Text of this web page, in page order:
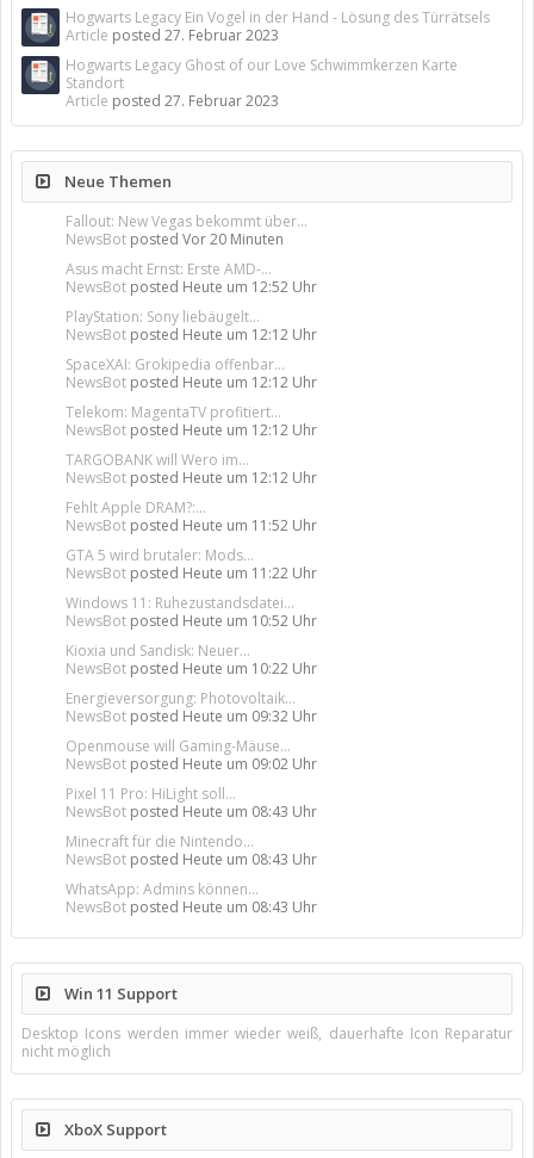
Hogwarts Legacy Ein Vogel in der Hand - Lösung des Türrätsels
Article posted 27. Februar 2023
Hogwarts Legacy Ghost of our Love Schwimmkerzen Karte
Standort
Article posted 27. Februar 2023
Neue Themen
Fallout: New Vegas bekommt über...
NewsBot posted Vor 20 Minuten
Asus macht Ernst: Erste AMD-...
NewsBot posted Heute um 12:52 Uhr
PlayStation: Sony liebäugelt...
NewsBot posted Heute um 12:12 Uhr
SpaceXAI: Grokipedia offenbar...
NewsBot posted Heute um 12:12 Uhr
Telekom: MagentaTV profitiert...
NewsBot posted Heute um 12:12 Uhr
TARGOBANK will Wero im...
NewsBot posted Heute um 12:12 Uhr
Fehlt Apple DRAM?:...
NewsBot posted Heute um 11:52 Uhr
GTA 5 wird brutaler: Mods...
NewsBot posted Heute um 11:22 Uhr
Windows 11: Ruhezustandsdatei...
NewsBot posted Heute um 10:52 Uhr
Kioxia und Sandisk: Neuer...
NewsBot posted Heute um 10:22 Uhr
Energieversorgung: Photovoltaik...
NewsBot posted Heute um 09:32 Uhr
Openmouse will Gaming-Mäuse...
NewsBot posted Heute um 09:02 Uhr
Pixel 11 Pro: HiLight soll...
NewsBot posted Heute um 08:43 Uhr
Minecraft für die Nintendo...
NewsBot posted Heute um 08:43 Uhr
WhatsApp: Admins können...
NewsBot posted Heute um 08:43 Uhr
Win 11 Support
Desktop Icons werden immer wieder weiß, dauerhafte Icon Reparatur
nicht möglich
XboX Support